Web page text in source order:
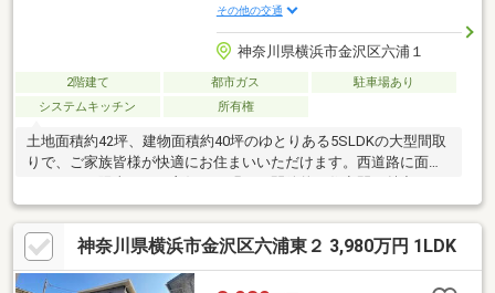
その他の交通
神奈川県横浜市金沢区六浦１
2階建て 都市ガス
駐車場あり
システムキッチン
所有権
土地面積約42坪、建物面積約40坪のゆとりある5SLDKの大型間取
りで、ご家族皆様が快適にお住まいいただけます。西道路に面し
す。屋根付きカーポートを備え、大切なお車を雨や紫外線から守
ります。室内は、ご家族との会話が弾むカウンター付きシステム
キッチンをはじめ、1坪タイプのゆとりある浴室、忙しい朝にも便
利なダブルボウルの洗面台を採用。さらに、トイレは1階・2階の
両フロアに設置されており、生活動線にも配慮されています。ま
神奈川県横浜市金沢区六浦東２ 3,980万円 1LDK